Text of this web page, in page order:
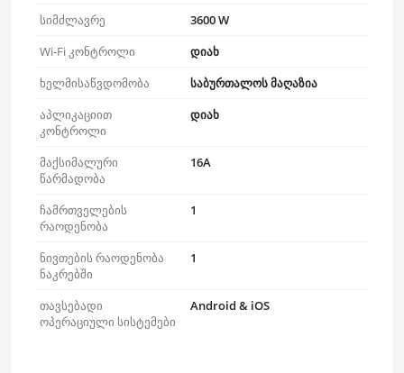
სიმძლავრე
3600 W
Wi-Fi კონტროლი
დიახ
ხელმისაწვდომობა
საბურთალოს მაღაზია
აპლიკაციით
კონტროლი
დიახ
მაქსიმალური
წარმადობა
16A
ჩამრთველების
რაოდენობა
1
ნივთების რაოდენობა
ნაკრებში
1
თავსებადი
ოპერაციული სისტემები
Android & iOS